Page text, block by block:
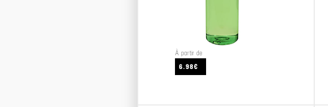
À partir de
6.98€